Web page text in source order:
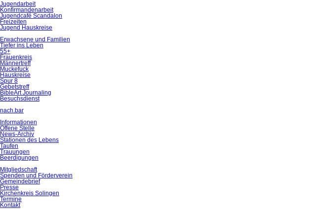
Jugendarbeit
Konfirmandenarbeit
Jugendcafé Scandalon
Freizeiten
Jugend Hauskreise
Erwachsene und Familien
Tiefer ins Leben
55+
Frauenkreis
Männertreff
Muckefuck
Hauskreise
Spur 8
Gebetstreff
BibleArt Journaling
Besuchsdienst
nach.bar
Informationen
Offene Stelle
News-Archiv
Stationen des Lebens
Taufen
Trauungen
Beerdigungen
Mitgliedschaft
Spenden und Förderverein
Gemeindebrief
Presse
Kirchenkreis Solingen
Termine
Kontakt